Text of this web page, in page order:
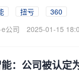
扭亏
360
公司
2025-01-15
：公司被认定